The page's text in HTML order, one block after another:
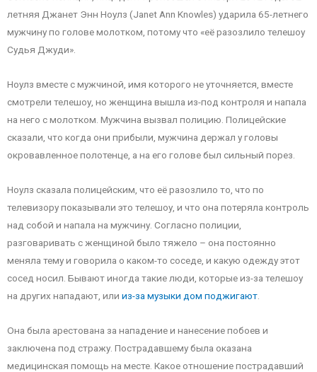
летняя Джанет Энн Ноулз (Janet Ann Knowles) ударила 65-летнего
мужчину по голове молотком, потому что «её разозлило телешоу
Судья Джуди».
Ноулз вместе с мужчиной, имя которого не уточняется, вместе
смотрели телешоу, но женщина вышла из-под контроля и напала
на него с молотком. Мужчина вызвал полицию. Полицейские
сказали, что когда они прибыли, мужчина держал у головы
окровавленное полотенце, а на его голове был сильный порез.
Ноулз сказала полицейским, что её разозлило то, что по
телевизору показывали это телешоу, и что она потеряла контроль
над собой и напала на мужчину. Согласно полиции,
разговаривать с женщиной было тяжело – она постоянно
меняла тему и говорила о каком-то соседе, и какую одежду этот
сосед носил. Бывают иногда такие люди, которые из-за телешоу
на других нападают, или из-за музыки дом поджигают
Она была арестована за нападение и нанесение побоев и
заключена под стражу. Пострадавшему была оказана
медицинская помощь на месте. Какое отношение пострадавший